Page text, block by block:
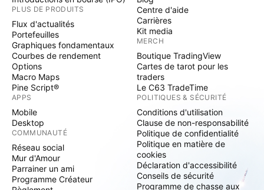
PLUS DE PRODUITS
Flux d'actualités
Portefeuilles
Graphiques fondamentaux
Courbes de rendement
Options
Macro Maps
Pine Script®
APPS
Mobile
Desktop
COMMUNAUTÉ
Réseau social
Mur d'Amour
Parrainer un ami
Programme Créateur
Centre d'aide
Carrières
Kit media
MERCH
Boutique TradingView
Cartes de tarot pour les
traders
Le C63 TradeTime
POLITIQUES & SÉCURITÉ
Conditions d'utilisation
Clause de non-responsabilité
Politique de confidentialité
Politique en matière de
cookies
Déclaration d'accessibilité
Conseils de sécurité
Programme de chasse aux